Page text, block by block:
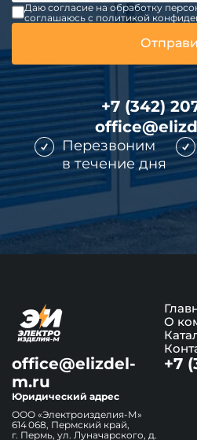
Даю согласие на обработку
соглашаюсь c политикой
+7 (342)
Перезвоним
в течение дня
О
office@elizdel-
m.ru
+7
Юридический адрес
ООО «Электроизделия-М»
614 068, Пермский край,
г. Пермь, ул. Луначарского, д.